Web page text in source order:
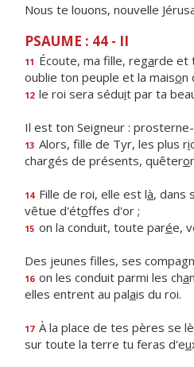
Nous te louons, nouvelle
PSAUME : 44 - II
11 Écoute, ma fille, regarde et
oublie ton peuple et la maison
12 le roi sera séduit par ta
Il est ton Seigneur :
13 Alors, fille de Tyr, les plus ri
chargés de présents, quêtero
14 Fille de roi, elle est là, dans
vêtue d'étoffes d'or ;
15 on la conduit, toute parée,
Des jeunes filles, ses
16 on les conduit parmi les cha
elles entrent au palais du roi.
17 À la place de tes pères se
sur toute la terre tu feras d'eu